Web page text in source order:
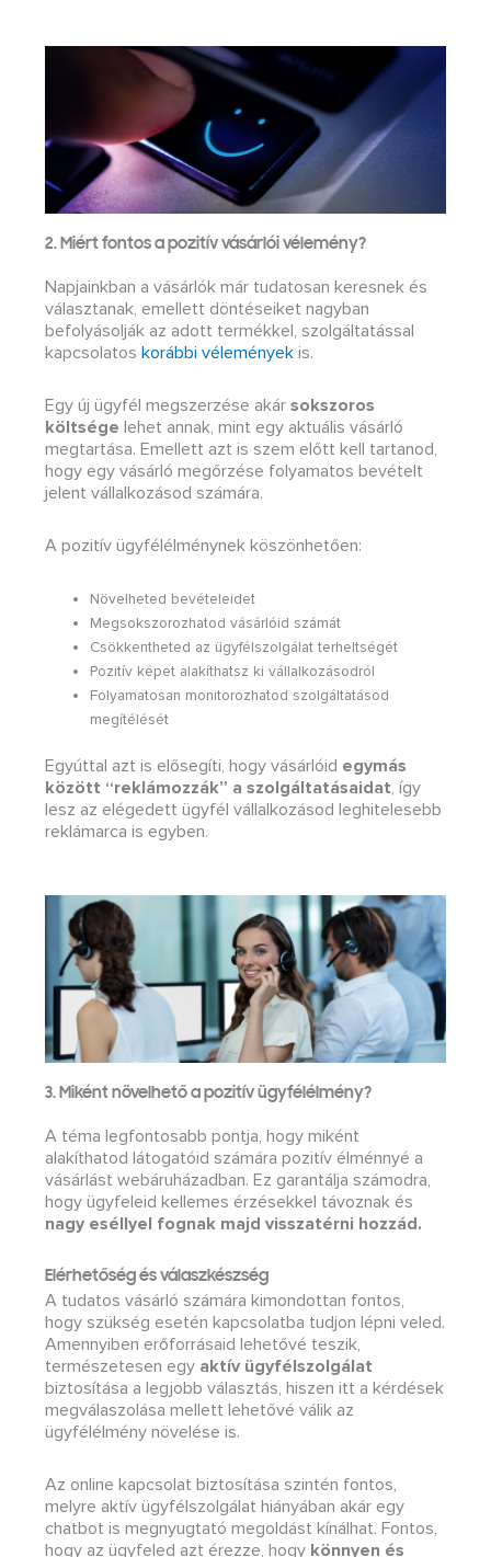
2. Miért fontos a pozitív vásárlói vélemény?
Napjainkban a vásárlók már tudatosan keresnek és
választanak, emellett döntéseiket nagyban
befolyásolják az adott termékkel, szolgáltatással
kapcsolatoskorábbi vélemények is.
Egy új ügyfél megszerzése akársokszoros
költsége lehet annak, mint egy aktuális vásárló
megtartása. Emellett azt is szem előtt kell tartanod,
hogy egy vásárló megőrzése folyamatos bevételt
jelent vállalkozásod számára.
A pozitív ügyfélélménynek köszönhetően:
Növelheted bevételeidet
Megsokszorozhatod vásárlóid számát
Csökkentheted az ügyfélszolgálat terheltségét
Pozitív képet alakíthatsz ki vállalkozásodról
Folyamatosan monitorozhatod szolgáltatásod
megítélését
Egyúttal azt is elősegíti, hogy vásárlóid egymás
között “reklámozzák” a szolgáltatásaidat, így
lesz az elégedett ügyfél vállalkozásod leghitelesebb
reklámarca is egyben.
3. Miként növelhető a pozitív ügyfélélmény?
A téma legfontosabb pontja, hogy miként
alakíthatod látogatóid számára pozitív élménnyé a
vásárlást webáruházadban. Ez garantálja számodra,
hogy ügyfeleid kellemes érzésekkel távoznak és
nagy eséllyel fognak majd visszatérni hozzád.
Elérhetőség és válaszkészség
A tudatos vásárló számára kimondottan fontos,
hogy szükség esetén kapcsolatba tudjon lépni veled.
Amennyiben erőforrásaid lehetővé teszik,
természetesen egy aktív ügyfélszolgálat
biztosítása a legjobb választás, hiszen itt a kérdések
megválaszolása mellett lehetővé válik az
ügyfélélmény növelése is.
Az online kapcsolat biztosítása szintén fontos,
melyre aktív ügyfélszolgálat hiányában akár egy
chatbot is megnyugtató megoldást kínálhat. Fontos,
hogy az ügyfeled azt érezze, hogy könnyen és